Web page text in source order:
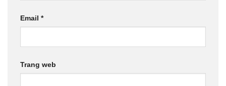
Email *
Trang web